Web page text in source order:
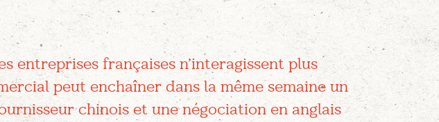
entreprises françaises n’interagissent plus
peut enchaîner dans la même semaine un
chinois et une négociation en anglais